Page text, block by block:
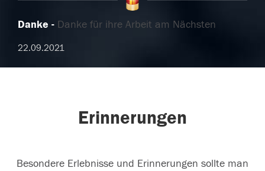
Danke Danke für ihre Arbeit am Nächsten
22.09.2021
Erinnerungen
Besondere Erlebnisse und Erinnerungen sollte man